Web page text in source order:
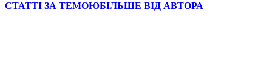
СТАТТІ ЗА ТЕМОЮБІЛЬШЕ ВІД АВТОРА